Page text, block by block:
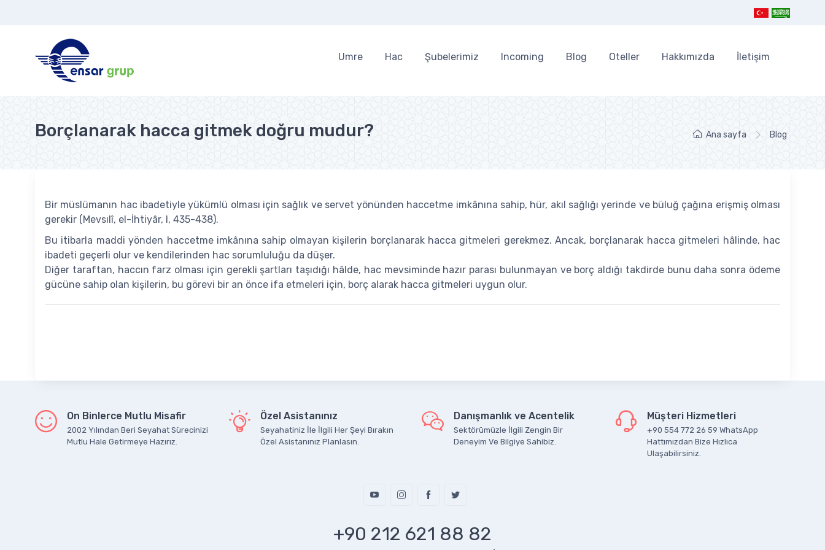
Umre Hac Şubelerimiz Incoming Blog Oteller Hakkımızda İletişim
Ana sayfa Blog
Borçlanarak hacca gitmek doğru mudur?
Bir müslümanın hac ibadetiyle yükümlü olması için sağlık ve servet yönünden haccetme imkânına sahip, hür, akıl sağlığı yerinde ve büluğ çağına erişmiş olması
gerekir (Mevsılî, el-İhtiyâr, I, 435-438).
Bu itibarla maddi yönden haccetme imkânına sahip olmayan kişilerin borçlanarak hacca gitmeleri gerekmez. Ancak, borçlanarak hacca gitmeleri hâlinde, hac
ibadeti geçerli olur ve kendilerinden hac sorumluluğu da düşer.
Diğer taraftan, haccın farz olması için gerekli şartları taşıdığı hâlde, hac mevsiminde hazır parası bulunmayan ve borç aldığı takdirde bunu daha sonra ödeme
gücüne sahip olan kişilerin, bu görevi bir an önce ifa etmeleri için, borç alarak hacca gitmeleri uygun olur.
On Binlerce Mutlu Misafir
2002 Yılından Beri Seyahat Sürecinizi
Mutlu Hale Getirmeye Hazırız.
Özel Asistanınız
Seyahatiniz İle İlgili Her Şeyi Bırakın
Özel Asistanınız Planlasın.
Danışmanlık ve Acentelik
Sektörümüzle İlgili Zengin Bir
Deneyim Ve Bilgiye Sahibiz.
Müşteri Hizmetleri
+90 554 772 26 59 WhatsApp
Hattımızdan Bize Hızlıca
Ulaşabilirsiniz.
+90 212 621 88 82